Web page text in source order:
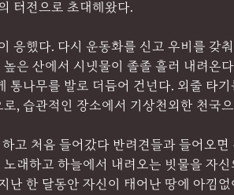
터전으로 초대해왔다.
응했다. 다시 운동화를 신고 우비를 갖
은 산에서 시냇물이 졸졸 흘러 내려온
통나무를 발로 더듬어 건넌다. 외줄 타
, 습관적인 장소에서 기상천외한 천국
고 처음 들어갔다 반려견들과 들어오면
래하고 하늘에서 내려오는 빗물을 자
난 한 달동안 자신이 태어난 땅에 아낌